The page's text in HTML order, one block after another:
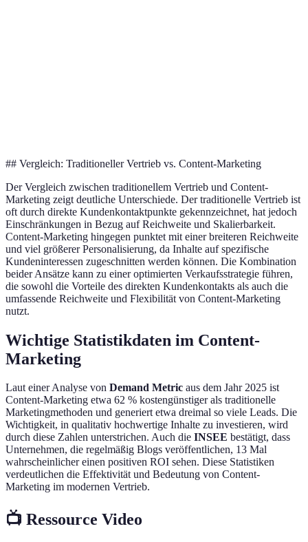
## Vergleich: Traditioneller Vertrieb vs. Content-Marketing
Der Vergleich zwischen traditionellem Vertrieb und Content-
Marketing zeigt deutliche Unterschiede. Der traditionelle Vertrieb ist
oft durch direkte Kundenkontaktpunkte gekennzeichnet, hat jedoch
Einschränkungen in Bezug auf Reichweite und Skalierbarkeit.
Content-Marketing hingegen punktet mit einer breiteren Reichweite
und viel größerer Personalisierung, da Inhalte auf spezifische
Kundeninteressen zugeschnitten werden können. Die Kombination
beider Ansätze kann zu einer optimierten Verkaufsstrategie führen,
die sowohl die Vorteile des direkten Kundenkontakts als auch die
umfassende Reichweite und Flexibilität von Content-Marketing
nutzt.
Wichtige Statistikdaten im Content-
Marketing
Laut einer Analyse von Demand Metric aus dem Jahr 2025 ist
Content-Marketing etwa 62 % kostengünstiger als traditionelle
Marketingmethoden und generiert etwa dreimal so viele Leads. Die
Wichtigkeit, in qualitativ hochwertige Inhalte zu investieren, wird
durch diese Zahlen unterstrichen. Auch die INSEE bestätigt, dass
Unternehmen, die regelmäßig Blogs veröffentlichen, 13 Mal
wahrscheinlicher einen positiven ROI sehen. Diese Statistiken
verdeutlichen die Effektivität und Bedeutung von Content-
Marketing im modernen Vertrieb.
📺 Ressource Video